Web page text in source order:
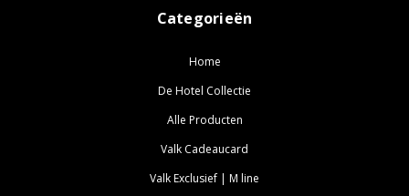
Categorieën
Home
De Hotel Collectie
Alle Producten
Valk Cadeaucard
Valk Exclusief | M line